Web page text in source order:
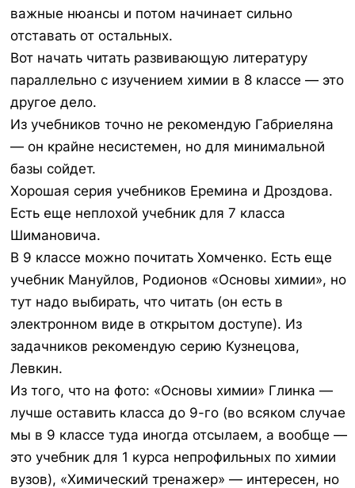
важные нюансы и потом начинает сильно
отставать от остальных.
Вот начать читать развивающую литературу
параллельно с изучением химии в 8 классе — это
другое дело.
Из учебников точно не рекомендую Габриеляна
— он крайне несистемен, но для минимальной
базы сойдет.
Хорошая серия учебников Еремина и Дроздова.
Есть еще неплохой учебник для 7 класса
Шимановича.
В 9 классе можно почитать Хомченко. Есть еще
учебник Мануйлов, Родионов «Основы химии», но
тут надо выбирать, что читать (он есть в
электронном виде в открытом доступе). Из
задачников рекомендую серию Кузнецова,
Левкин.
Из того, что на фото: «Основы химии» Глинка —
лучше оставить класса до 9-го (во всяком случае
мы в 9 классе туда иногда отсылаем, а вообще —
это учебник для 1 курса непрофильных по химии
вузов), «Химический тренажер» — интересен, но